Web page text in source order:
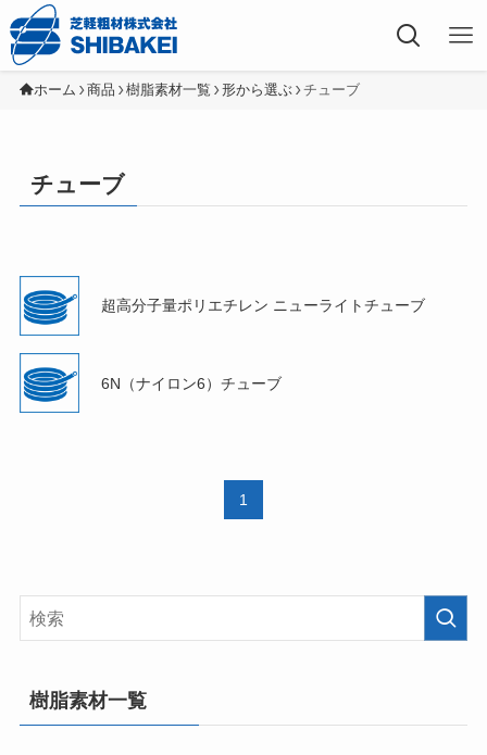
ホーム 商品 樹脂素材一覧 形から選ぶ チューブ
チューブ
超高分子量ポリエチレン ニューライトチューブ
6N（ナイロン6）チューブ
1
樹脂素材一覧